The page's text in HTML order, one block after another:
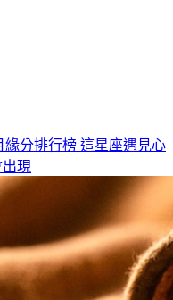
緣分排行榜 這星座遇見心
現